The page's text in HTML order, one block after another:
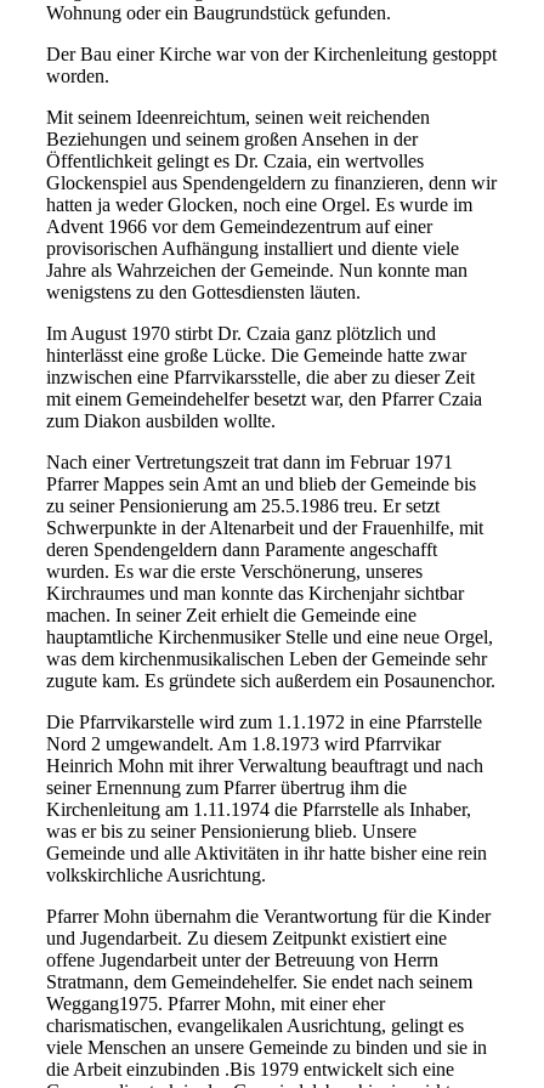
Wohnung oder ein Baugrundstück gefunden.
Der Bau einer Kirche war von der Kirchenleitung gestoppt
worden.
Mit seinem Ideenreichtum, seinen weit reichenden
Beziehungen und seinem großen Ansehen in der
Öffentlichkeit gelingt es Dr. Czaia, ein wertvolles
Glockenspiel aus Spendengeldern zu finanzieren, denn wir
hatten ja weder Glocken, noch eine Orgel. Es wurde im
Advent 1966 vor dem Gemeindezentrum auf einer
provisorischen Aufhängung installiert und diente viele
Jahre als Wahrzeichen der Gemeinde. Nun konnte man
wenigstens zu den Gottesdiensten läuten.
Im August 1970 stirbt Dr. Czaia ganz plötzlich und
hinterlässt eine große Lücke. Die Gemeinde hatte zwar
inzwischen eine Pfarrvikarsstelle, die aber zu dieser Zeit
mit einem Gemeindehelfer besetzt war, den Pfarrer Czaia
zum Diakon ausbilden wollte.
Nach einer Vertretungszeit trat dann im Februar 1971
Pfarrer Mappes sein Amt an und blieb der Gemeinde bis
zu seiner Pensionierung am 25.5.1986 treu. Er setzt
Schwerpunkte in der Altenarbeit und der Frauenhilfe, mit
deren Spendengeldern dann Paramente angeschafft
wurden. Es war die erste Verschönerung, unseres
Kirchraumes und man konnte das Kirchenjahr sichtbar
machen. In seiner Zeit erhielt die Gemeinde eine
hauptamtliche Kirchenmusiker Stelle und eine neue Orgel,
was dem kirchenmusikalischen Leben der Gemeinde sehr
zugute kam. Es gründete sich außerdem ein Posaunenchor.
Die Pfarrvikarstelle wird zum 1.1.1972 in eine Pfarrstelle
Nord 2 umgewandelt. Am 1.8.1973 wird Pfarrvikar
Heinrich Mohn mit ihrer Verwaltung beauftragt und nach
seiner Ernennung zum Pfarrer übertrug ihm die
Kirchenleitung am 1.11.1974 die Pfarrstelle als Inhaber,
was er bis zu seiner Pensionierung blieb. Unsere
Gemeinde und alle Aktivitäten in ihr hatte bisher eine rein
volkskirchliche Ausrichtung.
Pfarrer Mohn übernahm die Verantwortung für die Kinder
und Jugendarbeit. Zu diesem Zeitpunkt existiert eine
offene Jugendarbeit unter der Betreuung von Herrn
Stratmann, dem Gemeindehelfer. Sie endet nach seinem
Weggang1975. Pfarrer Mohn, mit einer eher
charismatischen, evangelikalen Ausrichtung, gelingt es
viele Menschen an unsere Gemeinde zu binden und sie in
die Arbeit einzubinden .Bis 1979 entwickelt sich eine